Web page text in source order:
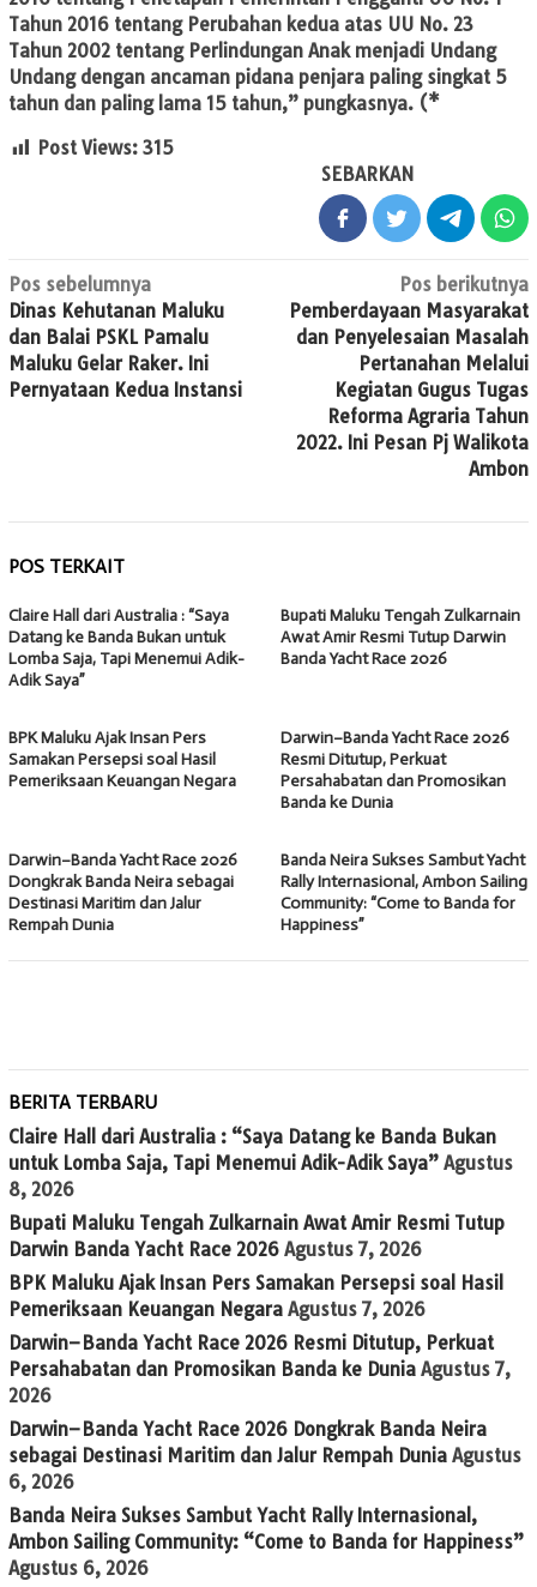
Tahun 2016 tentang Perubahan kedua atas UU No. 23
Tahun 2002 tentang Perlindungan Anak menjadi Undang
Undang dengan ancaman pidana penjara paling singkat 5
tahun dan paling lama 15 tahun,” pungkasnya. (*
Post Views: 315
SEBARKAN
Navigasi
pos
Pos sebelumnya
Dinas Kehutanan Maluku
dan Balai PSKL Pamalu
Maluku Gelar Raker. Ini
Pernyataan Kedua Instansi
Pos berikutnya
Pemberdayaan Masyarakat
dan Penyelesaian Masalah
Pertanahan Melalui
Kegiatan Gugus Tugas
Reforma Agraria Tahun
2022. Ini Pesan Pj Walikota
Ambon
POS TERKAIT
Claire Hall dari Australia : “Saya
Datang ke Banda Bukan untuk
Lomba Saja, Tapi Menemui Adik-
Adik Saya”
Bupati Maluku Tengah Zulkarnain
Awat Amir Resmi Tutup Darwin
Banda Yacht Race 2026
BPK Maluku Ajak Insan Pers
Samakan Persepsi soal Hasil
Pemeriksaan Keuangan Negara
Darwin–Banda Yacht Race 2026
Resmi Ditutup, Perkuat
Persahabatan dan Promosikan
Banda ke Dunia
Darwin–Banda Yacht Race 2026
Dongkrak Banda Neira sebagai
Destinasi Maritim dan Jalur
Rempah Dunia
Banda Neira Sukses Sambut Yacht
Rally Internasional, Ambon Sailing
Community: “Come to Banda for
Happiness”
BERITA TERBARU
Claire Hall dari Australia : “Saya Datang ke Banda Bukan
untuk Lomba Saja, Tapi Menemui Adik-Adik Saya” Agustus
8, 2026
Bupati Maluku Tengah Zulkarnain Awat Amir Resmi Tutup
Darwin Banda Yacht Race 2026 Agustus 7, 2026
BPK Maluku Ajak Insan Pers Samakan Persepsi soal Hasil
Pemeriksaan Keuangan Negara Agustus 7, 2026
Darwin–Banda Yacht Race 2026 Resmi Ditutup, Perkuat
Persahabatan dan Promosikan Banda ke Dunia Agustus 7,
2026
Darwin–Banda Yacht Race 2026 Dongkrak Banda Neira
sebagai Destinasi Maritim dan Jalur Rempah Dunia Agustus
6, 2026
Banda Neira Sukses Sambut Yacht Rally Internasional,
Ambon Sailing Community: “Come to Banda for Happiness”
Agustus 6, 2026